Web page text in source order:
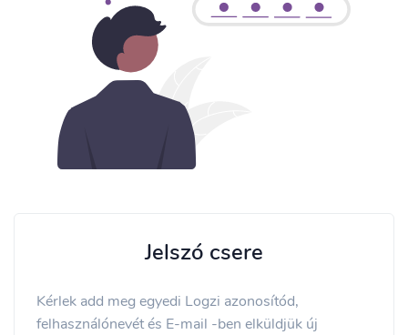
Jelszó csere
Kérlek add meg egyedi Logzi azonosítód,
felhasználónevét és E-mail -ben elküldjük új